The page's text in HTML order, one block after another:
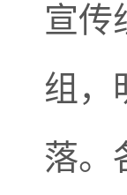
宣传
组，
落。